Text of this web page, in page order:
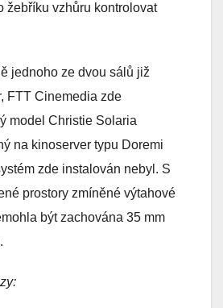
žebříku vzhůru kontrolovat
jednoho ze dvou sálů již
FTT Cinemedia zde
model Christie Solaria
na kinoserver typu Doremi
zde instalován nebyl. S
prostory zmíněné výtahové
být zachována 35 mm